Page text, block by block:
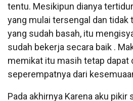
tentu. Mesikipun dianya
yang mulai tersengal dan tidak
yang sudah basah, itu
sudah bekerja secara baik .
memikat itu masih tetap dapat
seperempatnya dari
Pada akhirnya Karena aku pikir